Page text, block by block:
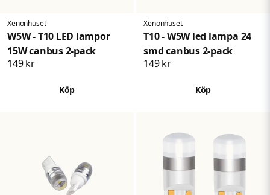
Xenonhuset
W5W - T10 LED lampor
15W canbus 2-pack
149 kr
Köp
Xenonhuset
T10 - W5W led lampa 24
smd canbus 2-pack
149 kr
Köp